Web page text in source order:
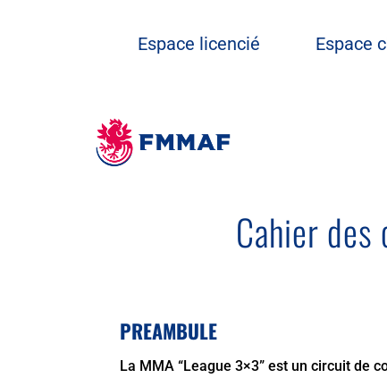
Espace licencié Espace
Cahier des
PREAMBULE
La MMA “League 3×3” est un circuit de